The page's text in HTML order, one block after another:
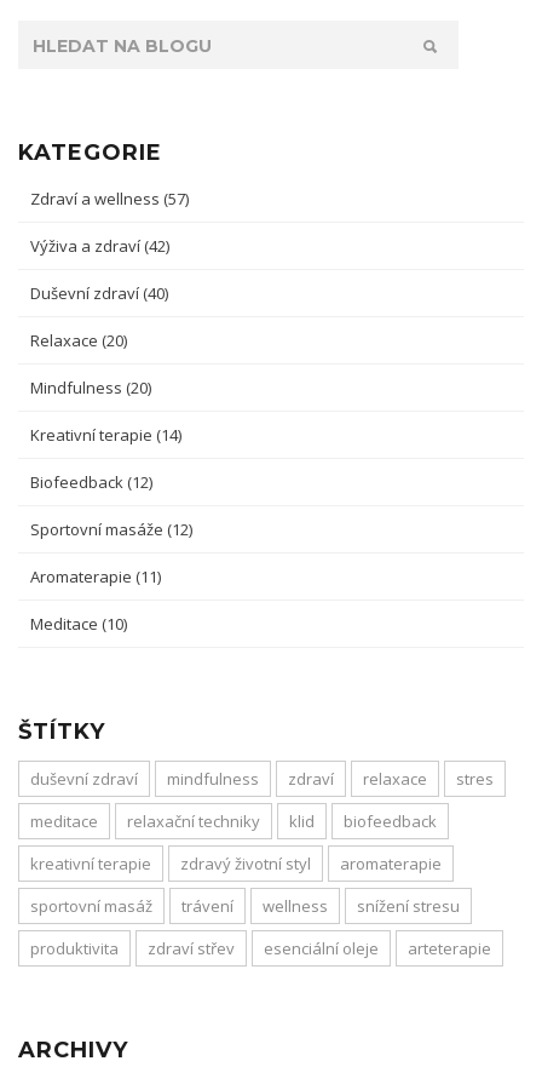
KATEGORIE
Zdraví a wellness (57)
Výživa a zdraví (42)
Duševní zdraví (40)
Relaxace (20)
Mindfulness (20)
Kreativní terapie (14)
Biofeedback (12)
Sportovní masáže (12)
Aromaterapie (11)
Meditace (10)
ŠTÍTKY
duševní zdraví mindfulness zdraví relaxace
stres
meditace
relaxační techniky klid
biofeedback
kreativní terapie
zdravý životní styl
aromaterapie
sportovní masáž
trávení wellness
snížení stresu
produktivita
zdraví střev esenciální oleje arteterapie
ARCHIVY